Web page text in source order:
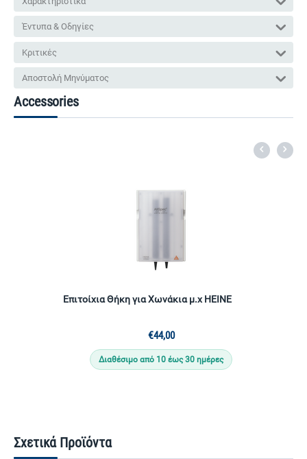
Έντυπα & Οδηγίες
Κριτικές
Αποστολή Μηνύματος
Accessories
Επιτοίχια Θήκη για Χωνάκια μ.χ HEINE
44,00
Διαθέσιμο από 10 έως 30 ημέρες
Σχετικά Προϊόντα